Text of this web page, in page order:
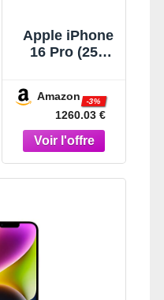
Apple iPhone
16 Pro (256
Amazon
1260.03 €
-3%